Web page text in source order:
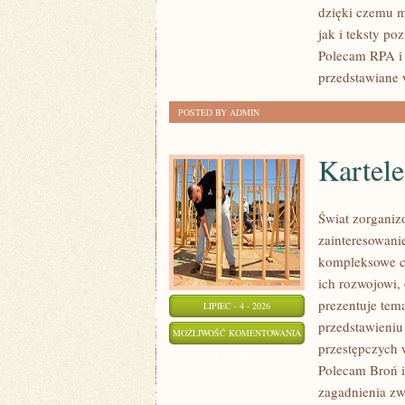
dzięki czemu
jak i teksty
Polecam RPA
przedstawiane
POSTED BY ADMIN
LIPIEC - 4 - 2026
MOŻLIWOŚĆ KOMENTOWANIA KARTELE
NARKOTYKOWE
Świat
kompleksowe
ich rozwojowi,
prezentuje
przestępczych
Polecam Broń
zagadnienia